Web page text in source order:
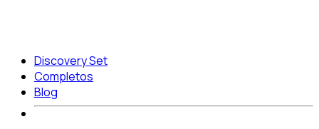
Discovery Set
Completos
Blog